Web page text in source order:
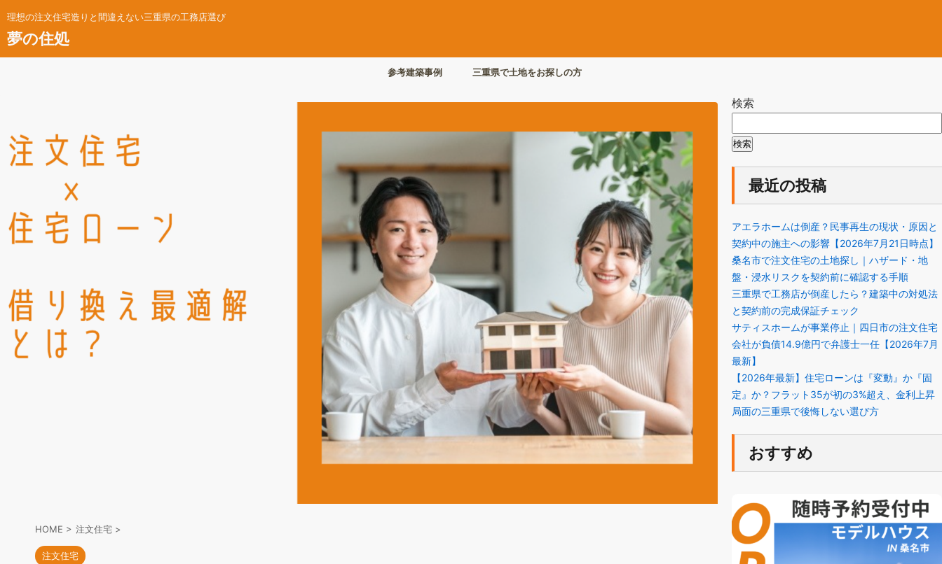
理想の注文住宅造りと間違えない三重県の工務店選び
夢の住処
参考建築事例 三重県で土地をお探しの方
HOME > 注文住宅 >
注文住宅
検索
検索
最近の投稿
アエラホームは倒産？民事再生の現状・原因と
契約中の施主への影響【2026年7月21日時点】
桑名市で注文住宅の土地探し｜ハザード・地
盤・浸水リスクを契約前に確認する手順
三重県で工務店が倒産したら？建築中の対処法
と契約前の完成保証チェック
サティスホームが事業停止｜四日市の注文住宅
会社が負債14.9億円で弁護士一任【2026年7月
最新】
【2026年最新】住宅ローンは『変動』か『固
定』か？フラット35が初の3%超え、金利上昇
局面の三重県で後悔しない選び方
おすすめ